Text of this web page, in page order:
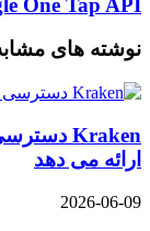
را
Postgres
به
Java
Map
دریافت
کرد؟
Popup
در
وب
سایت
با
Google
Tap
نوشته های
ارائه می دهد
2026-06-09